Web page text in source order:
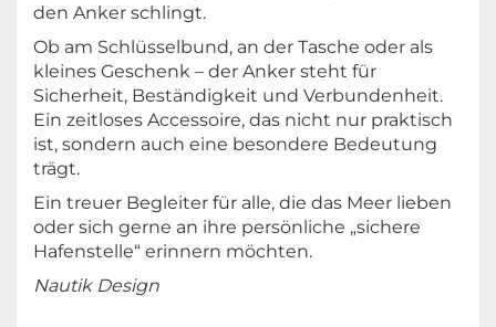
den Anker schlingt.
Ob am Schlüsselbund, an der Tasche oder als
kleines Geschenk – der Anker steht für
Sicherheit, Beständigkeit und Verbundenheit.
Ein zeitloses Accessoire, das nicht nur praktisch
ist, sondern auch eine besondere Bedeutung
trägt.
Ein treuer Begleiter für alle, die das Meer lieben
oder sich gerne an ihre persönliche „sichere
Hafenstelle“ erinnern möchten.
Nautik Design